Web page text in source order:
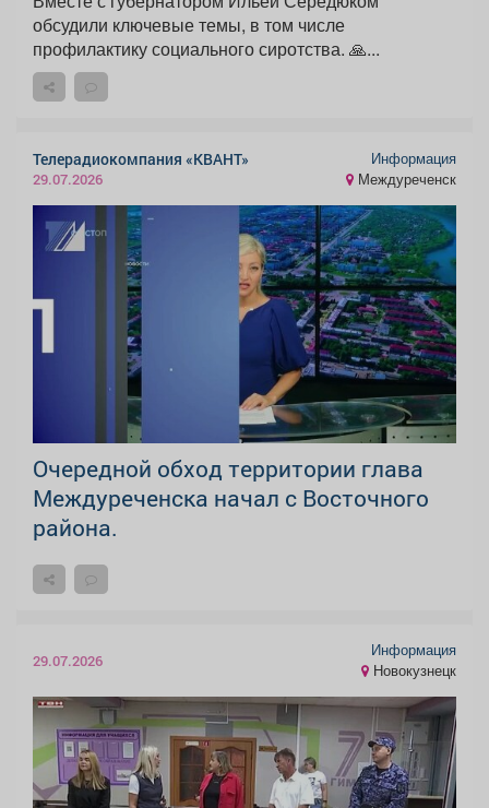
обсудили ключевые темы, в том числе
профилактику социального сиротства. 🙏...
Телерадиокомпания «КВАНТ»
29.07.2026
Информация
Междуреченск
Очередной обход территории глава
Междуреченска начал с Восточного
района.
29.07.2026
Информация
Новокузнецк